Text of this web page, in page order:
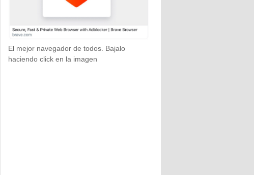
El mejor navegador de todos. Bajalo
haciendo click en la imagen